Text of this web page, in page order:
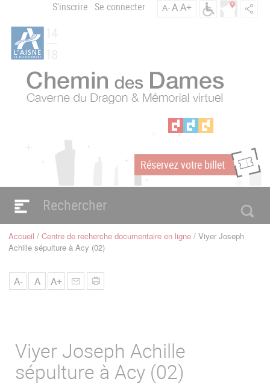
contenu
principal
Menu
du
compte
l'utilisateur
S'inscrire Se connecter A-AA+
i
n
a
m
e
Réservez votre billet
Navigation
principale
Fil
Accueil Centre de recherche documentaire en ligne Viyer Joseph
Achille sépulture à Acy (02)
A- A A+
Viyer Joseph Achille
sépulture à Acy (02)